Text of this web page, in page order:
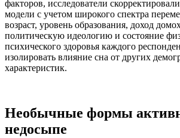
факторов, исследователи
модели с учетом широкого спектра
возраст, уровень образования, доход
политическую идеологию и состояние
психического здоровья каждого
изолировать влияние сна от других
характеристик.
Необычные формы
недосыпе